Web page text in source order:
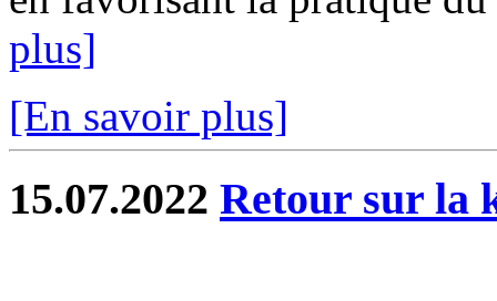
plus]
[En savoir plus]
15.07.2022 Retour sur la